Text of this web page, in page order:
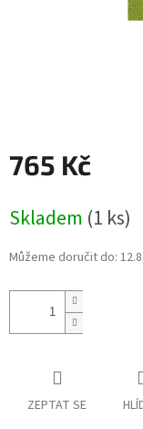
765 Kč
cena:
Skladem (1 ks)
Můžeme doručit do:
ZEPTAT SE